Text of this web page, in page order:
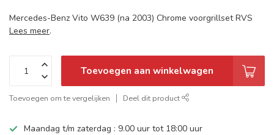
Mercedes-Benz Vito W639 (na 2003) Chrome voorgrillset RVS
Lees meer.
Toevoegen aan winkelwagen
Toevoegen om te vergelijken Deel dit product
Maandag t/m zaterdag : 9.00 uur tot 18:00 uur